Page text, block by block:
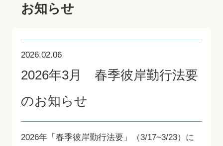
お知らせ
2026.02.06
2026年3月 春季彼岸勤行法要
のお知らせ
2026年「春季彼岸勤行法要」（3/17~3/23）に